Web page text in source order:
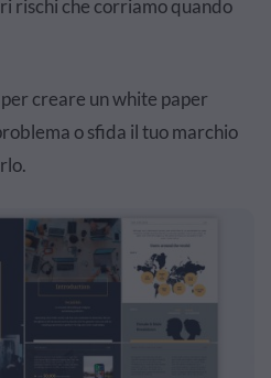
rischi che corriamo quando
creare un white paper
o sfida il tuo marchio